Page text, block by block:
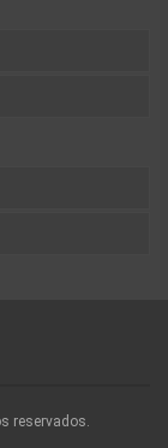
reservados.